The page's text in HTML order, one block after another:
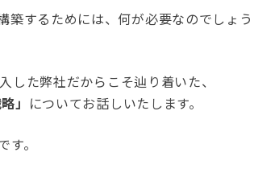
築するためには、何が必要なのでしょう
した弊社だからこそ辿り着いた、
」 についてお話しいたします。
。